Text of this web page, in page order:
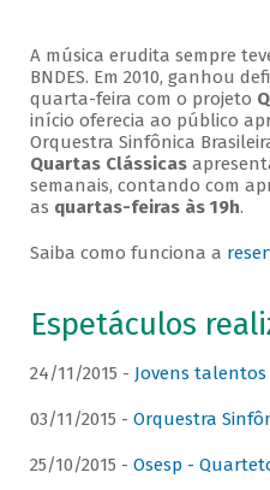
A música erudita sempre
BNDES. Em 2010, ganhou
quarta-feira com o projeto
início oferecia ao público
Orquestra Sinfônica
Quartas Clássicas
semanais, contando com
as quartas-feiras às 19h.
Saiba como funciona a
Espetáculos
24/11/2015 - Jovens talentos
03/11/2015 - Orquestra
25/10/2015 - Osesp -